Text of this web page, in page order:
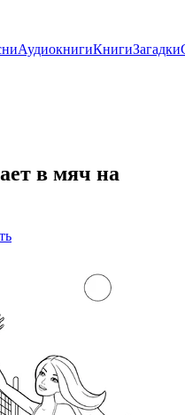
АудиокнигиКнигиЗагадки
в мяч на